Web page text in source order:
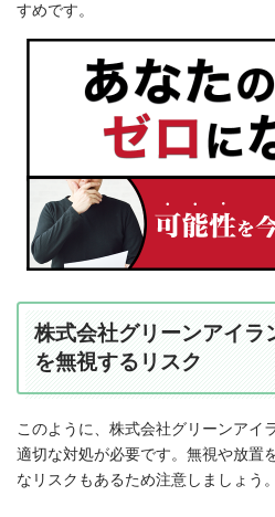
すめです。
株式会社グリーンアイラ
を無視するリスク
このように、株式会社グリーンアイ
適切な対処が必要です。無視や放置
なリスクもあるため注意しましょう。